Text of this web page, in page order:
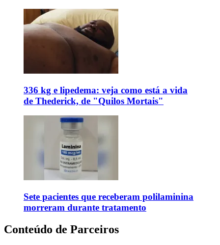
336 kg e lipedema: veja como está a vida
de Thederick, de "Quilos Mortais"
Sete pacientes que receberam polilaminina
morreram durante tratamento
Conteúdo de Parceiros